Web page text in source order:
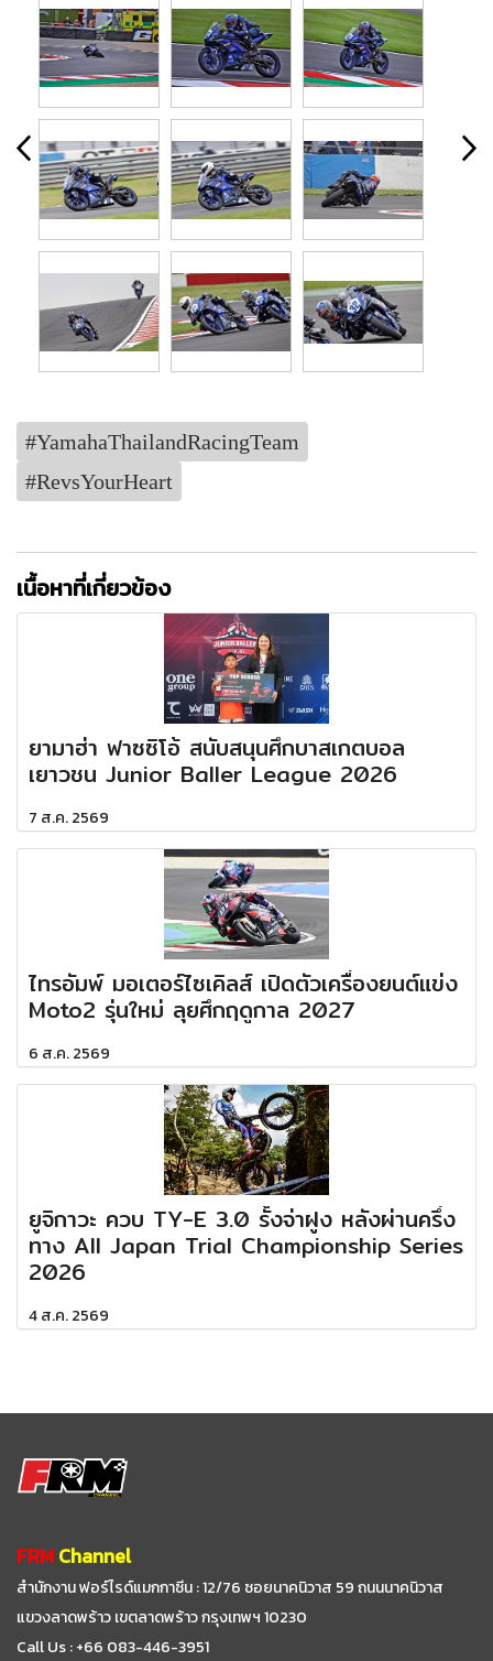
#YamahaThailandRacingTeam
#RevsYourHeart
เนื้อหาที่เกี่ยวข้อง
ยามาฮ่า ฟาซซิโอ้ สนับสนุนศึกบาสเกตบอล
เยาวชน Junior Baller League 2026
7 ส.ค. 2569
ไทรอัมพ์ มอเตอร์ไซเคิลส์ เปิดตัวเครื่องยนต์แข่ง
Moto2 รุ่นใหม่ ลุยศึกฤดูกาล 2027
6 ส.ค. 2569
ยูจิกาวะ ควบ TY-E 3.0 รั้งจ่าฝูง หลังผ่านครึ่ง
ทาง All Japan Trial Championship Series
2026
4 ส.ค. 2569
FRMChannel
สำนักงาน ฟอร์ไรด์แมกกาซีน : 12/76 ซอยนาคนิวาส 59ถนนนาคนิวาส
แขวงลาดพร้าว เขตลาดพร้าว กรุงเทพฯ 10230
Call Us : +66 083-446-3951